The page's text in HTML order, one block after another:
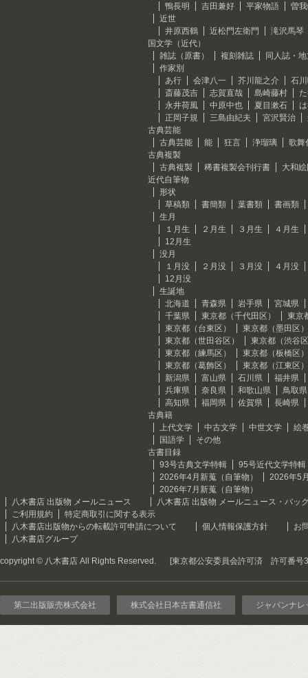
鴨長明
吉田兼好 平家物語
曽
近世
井原西鶴
近松門左衛門
滝沢馬琴
国文学（近代）
雑誌（原書）
複刻雑誌
同人誌・
作家別
あ行
会津八一 芥川龍之介
石
斎藤茂吉
志賀直哉 島崎藤村
永井荷風
中原中也 夏目漱石
正岡子規
三島由紀夫 宮沢賢治
古典芸能
古典芸能
能 狂言 浄瑠璃
歌舞
古典複製
古典複製
稀書複製会刊行書
大和
近代自筆物
形状
草稿類
書簡類 葉書類
書画類
生月
１月生
２月生 ３月生
４月生
12月生
没月
１月没
２月没 ３月没
４月没
12月没
生誕地
北海道
青森県 岩手県
宮城県
千葉県
東京都（千代田区）
東京
東京都（台東区）
東京都（墨田区）
東京都（世田谷区）
東京都（渋谷
東京都（練馬区）
東京都（板橋区）
東京都（葛飾区）
東京都（江東区）
新潟県
富山県 石川県
福井県
兵庫県
奈良県 和歌山県
鳥取県
高知県
福岡県 佐賀県
長崎県
古典籍
上代文学
中古文学 中世文学
絵
国語学
その他
古書目録
93号古典文学特輯
95号近代文学特輯
2026年4月新蒐（自筆物）
2026年5
2026年7月新蒐（自筆物）
八木書店 出版物 メールニュース
八木書店 出版物 メールニュース・バッ
ご利用規約
特定商取引に関する表示
八木書店出版物からの転載許可申請について
個人情報保護方針
お
八木書店グループ
copyright © 八木書店 All Rights Reserved. [東京都公安委員会許可済 許可番号
第二出版販売株式会社 株式会社日本古書通信社 ジャパンナレ